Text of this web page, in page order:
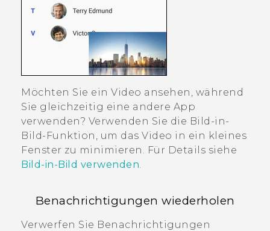
Möchten Sie ein Video ansehen, während
Sie gleichzeitig eine andere App
verwenden? Verwenden Sie die Bild-in-
Bild-Funktion, um das Video in ein kleines
Fenster zu minimieren. Für Details siehe
Bild-in-Bild verwenden.
Benachrichtigungen wiederholen
Verwerfen Sie Benachrichtigungen